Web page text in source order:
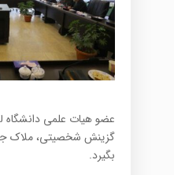
عضو هیات علمی دانشگاه
بگیرد.